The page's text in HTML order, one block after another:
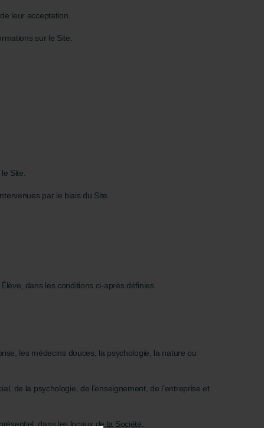
leur acceptation.
sur le Site.
Site.
par le biais du Site.
dans les conditions ci-après définies.
les médecins douces, la psychologie, la nature ou
de la psychologie, de l’enseignement, de l’entreprise et
dans les locaux de la Société.